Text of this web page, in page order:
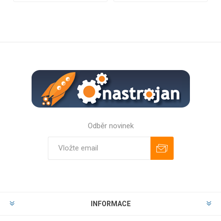
Odběr novinek
INFORMACE